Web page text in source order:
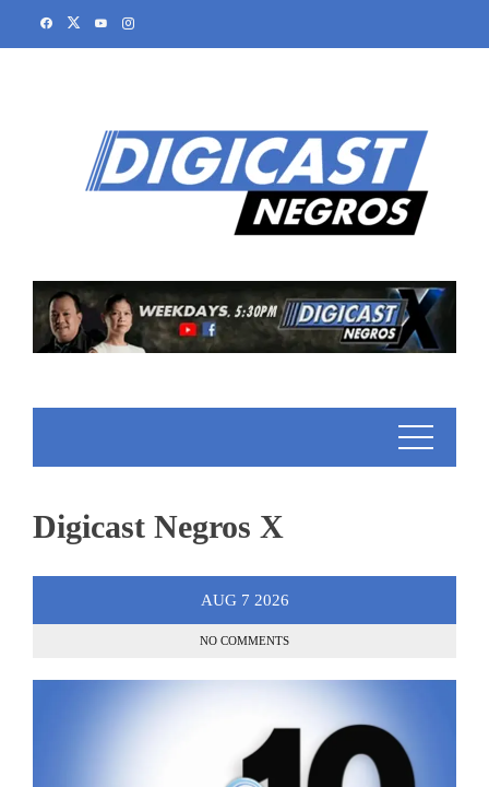
Digicast Negros X
AUG 7 2026
NO COMMENTS